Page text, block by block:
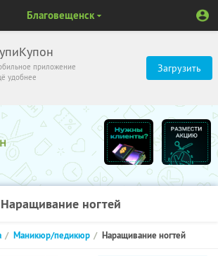
приложение
удобнее
Загрузить
Благовещенск
Наращивание ногтей
Маникюр/педикюр Наращивание ногтей